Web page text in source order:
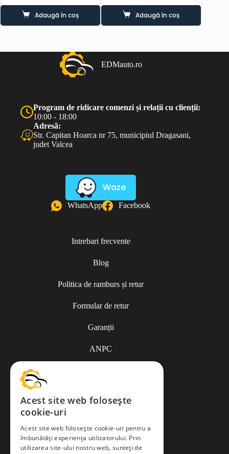
Adaugă în coș Adaugă în coș
EDMauto.ro
Program de ridicare comenzi și relații cu clienții:
10:00 - 18:00
Adresă:
Str. Capitan Hoarca nr 75, municipiul Dragasani,
judet Valcea
Waze
WhatsApp Facebook
Intrebari frecvente
Blog
Politica de ramburs și retur
Formular de retur
Garanții
ANPC
Termeni și condiții
Politica de confidențialitate
Acest site web folosește
cookie-uri
Acest site web folosește cookie-uri pentru a
îmbunătăți experiența utilizatorului. Prin
utilizarea site-ului nostru web, sunteți de